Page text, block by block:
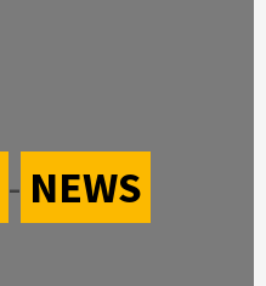
- NEWS